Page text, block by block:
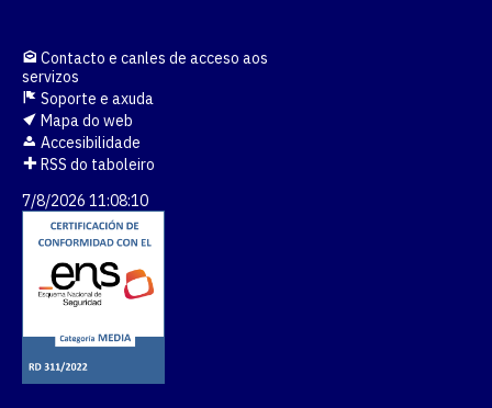
Contacto e canles de acceso aos
servizos
Soporte e axuda
Mapa do web
Accesibilidade
RSS do taboleiro
7/8/2026 11:08:10